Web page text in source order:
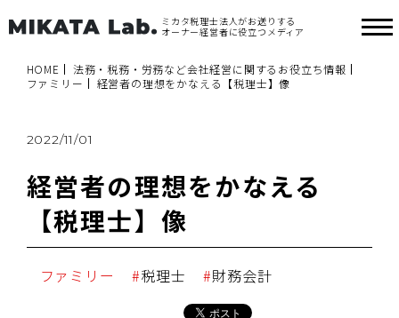
ミカタ税理士法人がお送りする
オーナー経営者に役立つメディア
HOME
法務・税務・労務など会社経営に関するお役立ち情報
ファミリー
経営者の理想をかなえる【税理士】像
2022/11/01
経営者の理想をかなえる
【税理士】像
ファミリー 税理士 財務会計